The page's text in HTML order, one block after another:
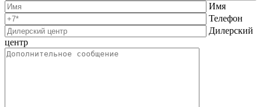
Имя
Телефон
Дилерский
центр